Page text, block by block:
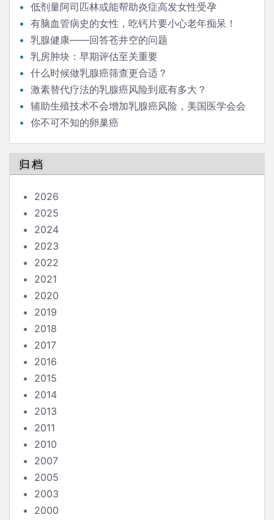
低剂量阿司匹林或能帮助炎症高发女性受孕
有脑血管病史的女性，吃钙片要小心老年痴呆！
乳腺健康——回答苍井空的问题
乳房肿块：早期评估至关重要
什么时候做乳腺癌筛查更合适？
激素替代疗法的乳腺癌风险到底有多大？
辅助生殖技术不会增加乳腺癌风险，美国医学会会
刊今天报道
你不可不知的卵巢癌
归档
2026
2025
2024
2023
2022
2021
2020
2019
2018
2017
2016
2015
2014
2013
2011
2010
2007
2005
2003
2000